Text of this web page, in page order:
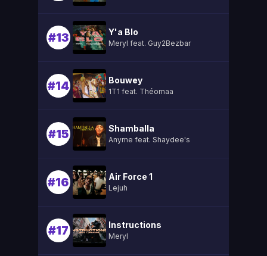
#13 Y'a Blo
Meryl feat. Guy2Bezbar
#14 Bouwey
1T1 feat. Théomaa
#15 Shamballa
Anyme feat. Shaydee's
#16 Air Force 1
Lejuh
#17 Instructions
Meryl